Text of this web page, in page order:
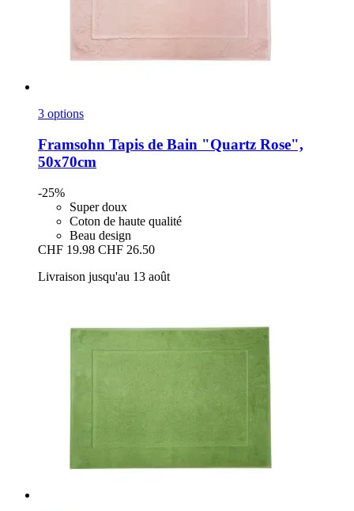
3 options
Framsohn Tapis de Bain "Quartz Rose",
50x70cm
-25%
Super doux
Coton de haute qualité
Beau design
CHF 19.98 CHF 26.50
Livraison jusqu'au 13 août